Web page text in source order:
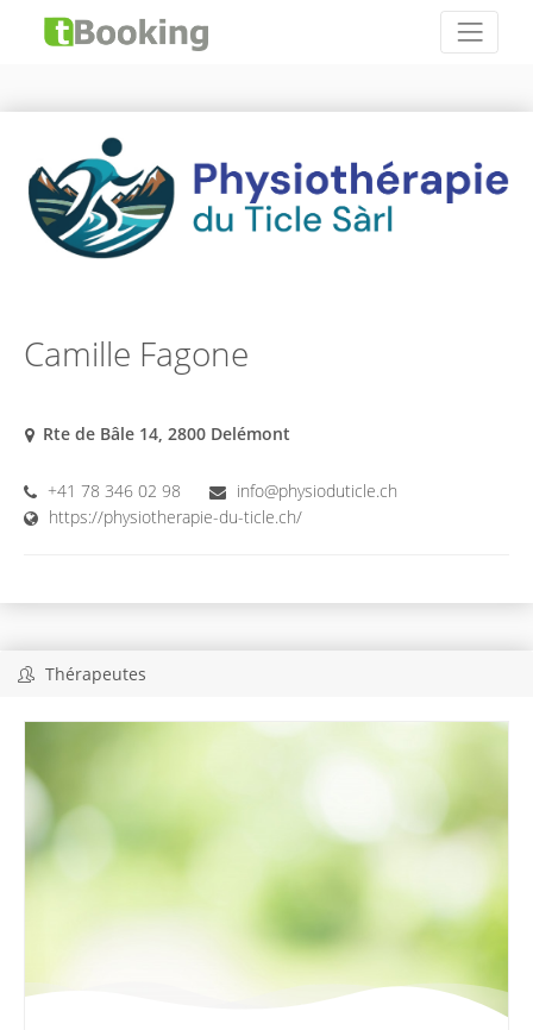
Camille Fagone
Rte de Bâle 14, 2800 Delémont
+41 78 346 02 98
info@physioduticle.ch
https://physiotherapie-du-ticle.ch/
Thérapeutes